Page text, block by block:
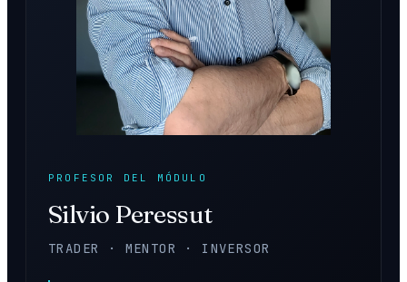
PROFESOR DEL MÓDULO
Silvio Peressut
TRADER · MENTOR · INVERSOR